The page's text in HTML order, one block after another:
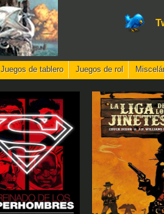
Juegos de tablero Juegos de rol